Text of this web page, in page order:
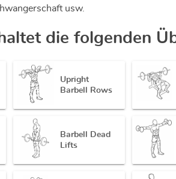
usw.
die folgenden
Upright
Barbell Rows
Barbell Dead
Lifts